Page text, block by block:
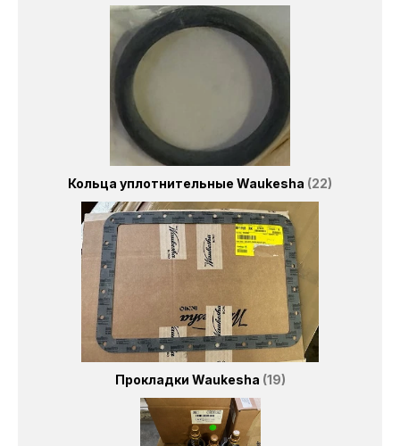
Кольца уплотнительные Waukesha 22
Прокладки Waukesha 19